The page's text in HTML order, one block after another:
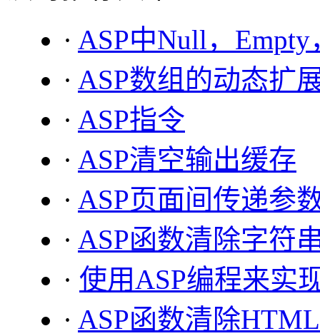
· ASP中Null，
· ASP数组的动态扩
· ASP指令
· ASP清空输出缓存
· ASP页面间传递参
· ASP函数清除字符
· 使用ASP编程来实
· ASP函数清除